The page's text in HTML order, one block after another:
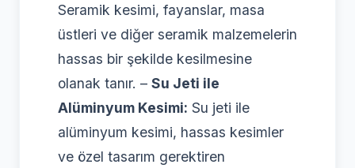
Seramik kesimi, fayanslar, masa
üstleri ve diğer seramik malzemelerin
hassas bir şekilde kesilmesine
olanak tanır. – Su Jeti ile
Alüminyum Kesimi: Su jeti ile
alüminyum kesimi, hassas kesimler
ve özel tasarım gerektiren